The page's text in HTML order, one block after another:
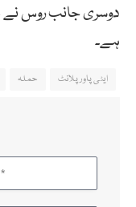
دوسری جانب روس نے
ہے۔
ایٹی پاور پلانٹ حملہ